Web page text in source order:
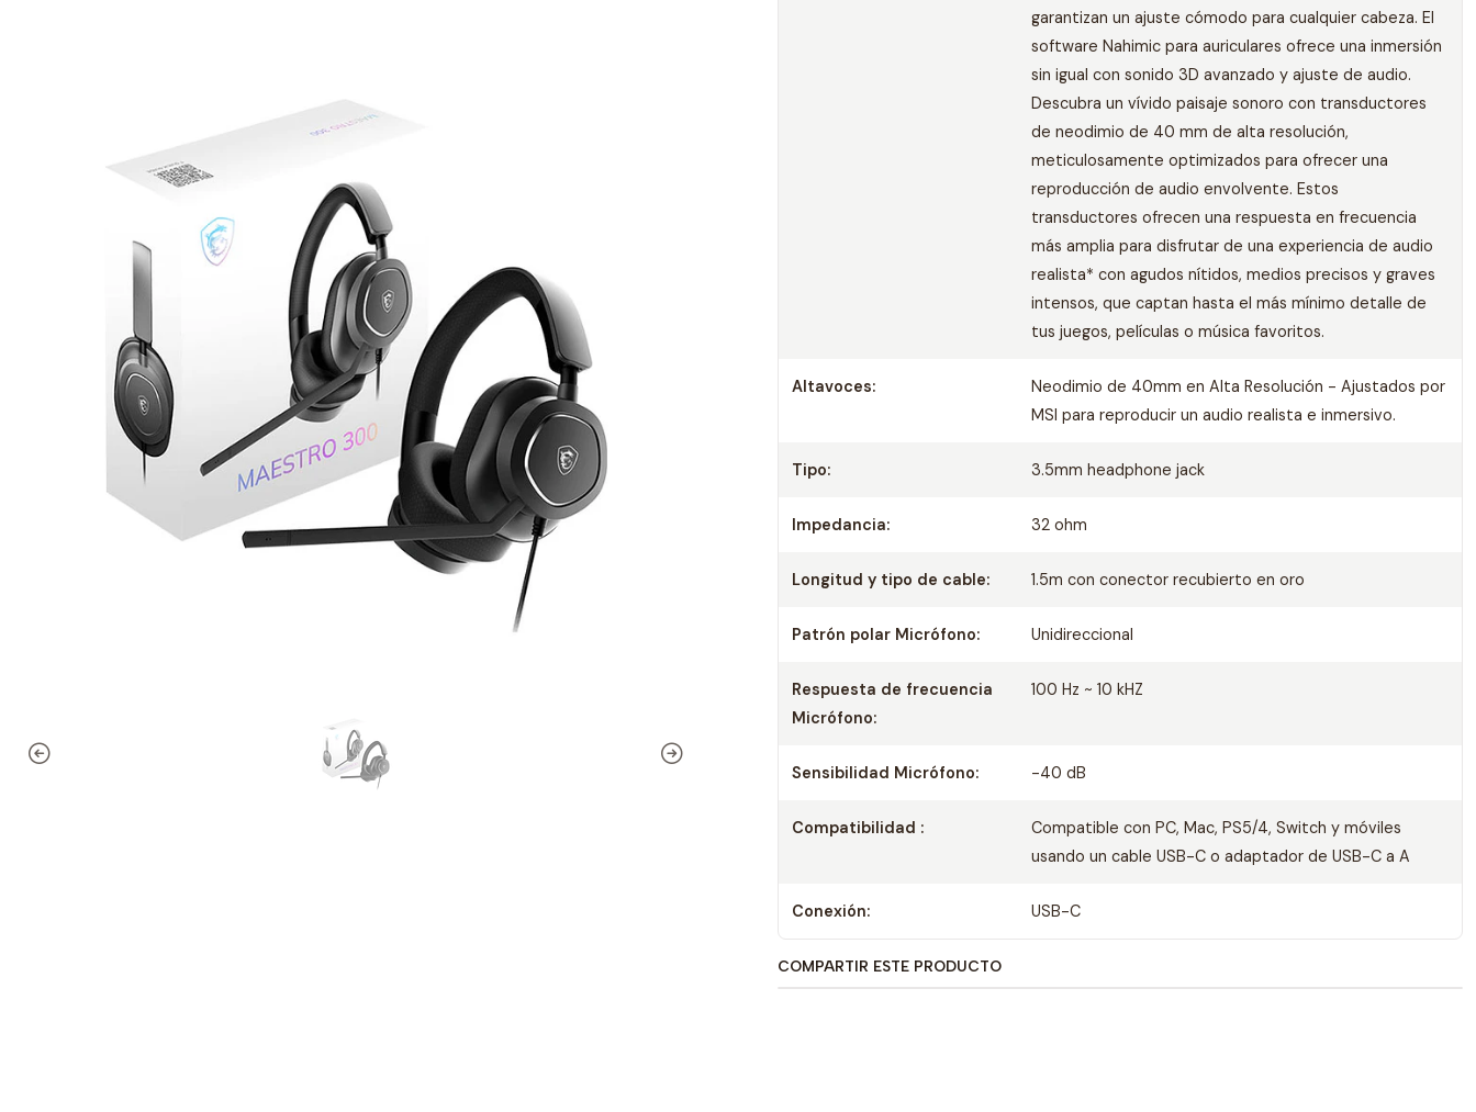
garantizan un ajuste cómodo para cualquier cabeza. El
software Nahimic para auriculares ofrece una inmersión
sin igual con sonido 3D avanzado y ajuste de audio.
Descubra un vívido paisaje sonoro con transductores
de neodimio de 40 mm de alta resolución,
meticulosamente optimizados para ofrecer una
reproducción de audio envolvente. Estos
transductores ofrecen una respuesta en frecuencia
más amplia para disfrutar de una experiencia de audio
realista* con agudos nítidos, medios precisos y graves
intensos, que captan hasta el más mínimo detalle de
tus juegos, películas o música favoritos.
Altavoces:
Neodimio de 40mm en Alta Resolución - Ajustados por
MSI para reproducir un audio realista e inmersivo.
Tipo: 3.5mm headphone jack
Impedancia: 32 ohm
Longitud y tipo de cable: 1.5m con conector recubierto en oro
Patrón polar Micrófono: Unidireccional
Respuesta de frecuencia
Micrófono:
100 Hz ~ 10 kHZ
Sensibilidad Micrófono: -40 dB
Compatibilidad :
Compatible con PC, Mac, PS5/4, Switch y móviles
usando un cable USB-C o adaptador de USB-C a A
Conexión: USB-C
COMPARTIR ESTE PRODUCTO